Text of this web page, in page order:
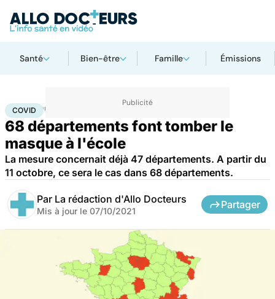
Santé Bien-être Famille Émissions
Accueil Santé Maladies infectieuses
COVID
68 départements font tomber le
masque à l'école
La mesure concernait déjà 47 départements. A partir du
11 octobre, ce sera le cas dans 68 départements.
Par La rédaction d'Allo Docteurs
Mis à jour le 07/10/2021
Partager